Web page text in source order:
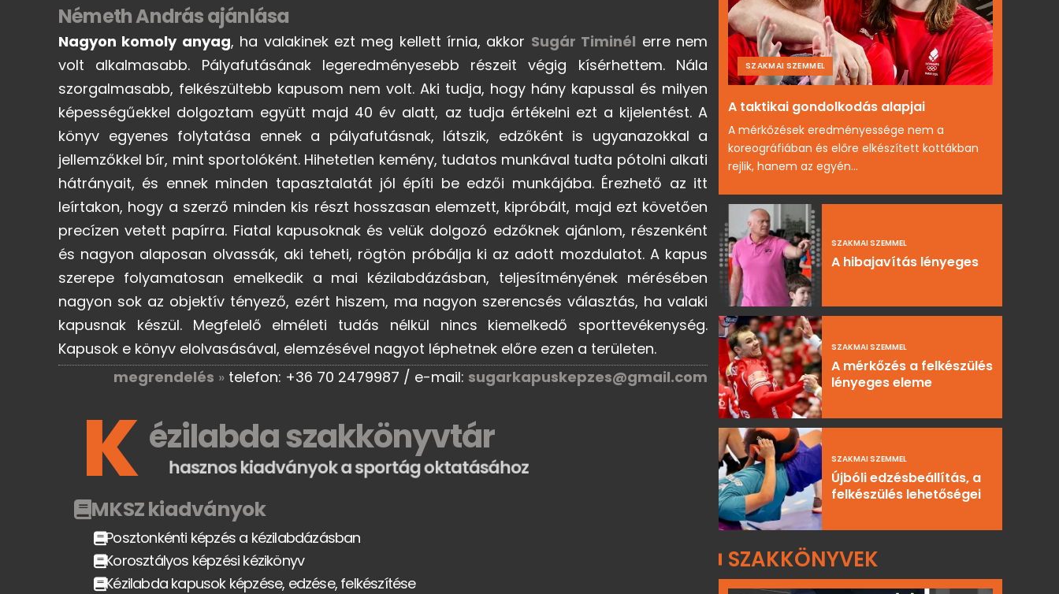
Németh András ajánlása
Nagyon komoly anyag, ha valakinek ezt meg kellett írnia, akkor Sugár Timinél erre nem
volt alkalmasabb. Pályafutásának legeredményesebb részeit végig kísérhettem. Nála
szorgalmasabb, felkészültebb kapusom nem volt. Aki tudja, hogy hány kapussal és milyen
képességűekkel dolgoztam együtt majd 40 év alatt, az tudja értékelni ezt a kijelentést. A
könyv egyenes folytatása ennek a pályafutásnak, látszik, edzőként is ugyanazokkal a
jellemzőkkel bír, mint sportolóként. Hihetetlen kemény, tudatos munkával tudta pótolni alkati
hátrányait, és ennek minden tapasztalatát jól építi be edzői munkájába. Érezhető az itt
leírtakon, hogy a szerző minden kis részt hosszasan elemzett, kipróbált, majd ezt követően
precízen vetett papírra. Fiatal kapusoknak és velük dolgozó edzőknek ajánlom, részenként
és nagyon alaposan olvassák, aki teheti, rögtön próbálja ki az adott mozdulatot. A kapus
szerepe folyamatosan emelkedik a mai kézilabdázásban, teljesítményének mérésében
nagyon sok az objektív tényező, ezért hiszem, ma nagyon szerencsés választás, ha valaki
kapusnak készül. Megfelelő elméleti tudás nélkül nincs kiemelkedő sporttevékenység.
Kapusok e könyv elolvasásával, elemzésével nagyot léphetnek előre ezen a területen.
megrendelés » telefon: +36 70 2479987 / e-mail: sugarkapuskepzes@gmail.com
K ézilabda szakkönyvtár
hasznos kiadványok a sportág oktatásához
MKSZ kiadványok
Posztonkénti képzés a kézilabdázásban
Korosztályos képzési kézikönyv
Kézilabda kapusok képzése, edzése, felkészítése
SZAKMAI SZEMMEL
A taktikai gondolkodás alapjai
A mérkőzések eredményessége nem a
koreográfiában és előre elkészített kottákban
rejlik, hanem az egyén...
SZAKMAI SZEMMEL
A hibajavítás lényeges
SZAKMAI SZEMMEL
A mérkőzés a felkészülés
lényeges eleme
SZAKMAI SZEMMEL
Újbóli edzésbeállítás, a
felkészülés lehetőségei
SZAKKÖNYVEK